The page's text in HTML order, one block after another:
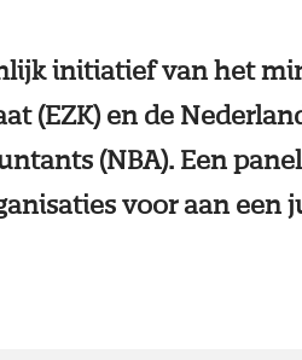
initiatief van het
(EZK) en de
(NBA). Een
voor aan een